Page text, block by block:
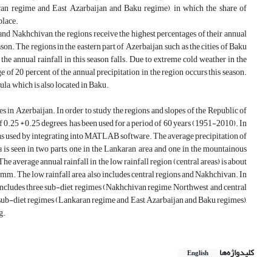
and East Azarbaijan and Baku regime), in which the share of
the regions receive the highest percentages of their annual
The regions in the eastern part of Azerbaijan, such as the cities of Baku
annual rainfall in this season falls. Due to extreme cold weather in the
of 20 percent of the annual precipitation in the region occurs this season.
which is also located in Baku.
in Azerbaijan. In order to study the regions and slopes of the Republic of
* 0.25 degrees, has been used for a period of 60 years (1951-2010). In
used by integrating into MATLAB software. The average precipitation of
in two parts, one in the Lankaran area and one in the mountainous
average annual rainfall in the low rainfall region (central areas) is about
The low rainfall area also includes central regions and Nakhchivan. In
three sub-diet regimes (Nakhchivan regime, Northwest and central
diet regimes (Lankaran regime and East Azarbaijan and Baku regimes),
کلیدواژه‌ها English